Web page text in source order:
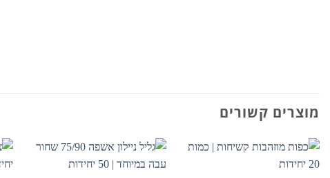
מוצרים קשורים